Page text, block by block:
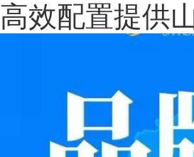
高效配置提供